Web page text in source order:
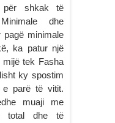
për shkak të
dhe
pagë minimale
ka patur një
tek Fasha
ky spostim
parë të vitit.
muaji me
total dhe të